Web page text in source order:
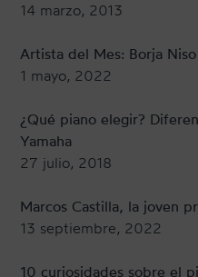
14 marzo, 2013
Artista del Mes: Borja Niso
1 mayo, 2022
¿Qué piano elegir?
Yamaha
27 julio, 2018
Marcos Castilla, la joven
13 septiembre, 2022
10 curiosidades sobre el